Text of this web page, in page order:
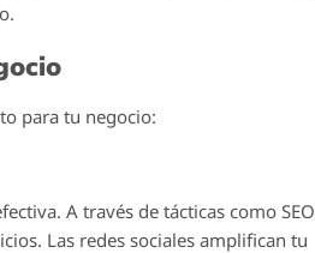
para tu negocio:
A través de tácticas como SEO
Las redes sociales amplifican tu